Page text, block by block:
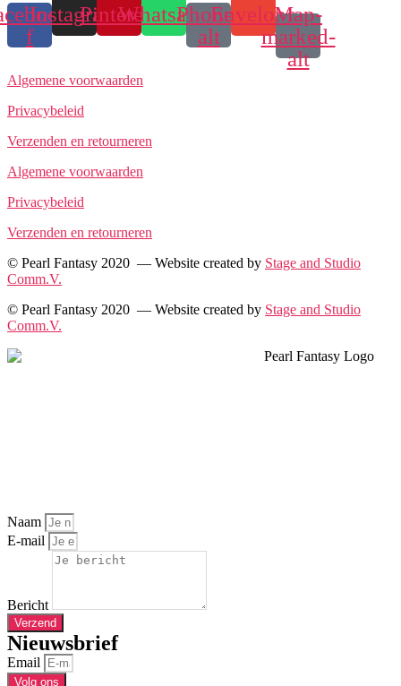
f
InstagramPinterestWhatsappPhone-
alt
EnvelopeMap-
marked-
alt
Algemene voorwaarden
Privacybeleid
Verzenden en retourneren
Algemene voorwaarden
Privacybeleid
Verzenden en retourneren
© Pearl Fantasy 2020 — Website created by Stage and Studio
Comm.V.
© Pearl Fantasy 2020 — Website created by Stage and Studio
Comm.V.
Naam
E-mail
Bericht
Verzend
Nieuwsbrief
Email
Volg ons